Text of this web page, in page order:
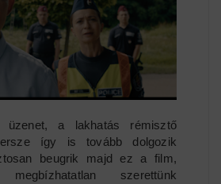
üzenet, a lakhatás rémisztő
így is tovább dolgozik
beugrik majd ez a film,
szerettünk